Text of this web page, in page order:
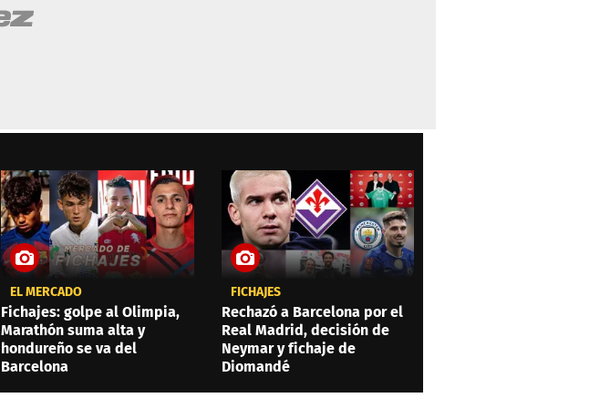
EL MERCADO
Fichajes: golpe al Olimpia,
Marathón suma alta y
hondureño se va del
Barcelona
FICHAJES
Rechazó a Barcelona por el
Real Madrid, decisión de
Neymar y fichaje de
Diomandé